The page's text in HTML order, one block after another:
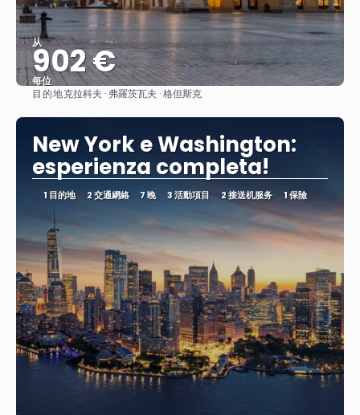
从
902 €
每位
查看
目的地克拉科夫 · 弗羅茨瓦夫 · 格但斯克
New York e Washington:
esperienza completa!
1 目的地 2 交通網絡 7 晚 3 活動項目 2 接送机服务 1 保險